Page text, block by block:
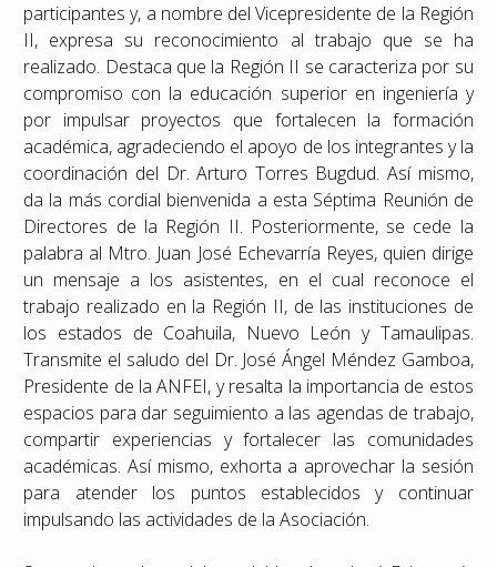
participantes y, a nombre del Vicepresidente de la Región
II, expresa su reconocimiento al trabajo que se ha
realizado. Destaca que la Región II se caracteriza por su
compromiso con la educación superior en ingeniería y
por impulsar proyectos que fortalecen la formación
académica, agradeciendo el apoyo de los integrantes y la
coordinación del Dr. Arturo Torres Bugdud. Así mismo,
da la más cordial bienvenida a esta Séptima Reunión de
Directores de la Región II. Posteriormente, se cede la
palabra al Mtro. Juan José Echevarría Reyes, quien dirige
un mensaje a los asistentes, en el cual reconoce el
trabajo realizado en la Región II, de las instituciones de
los estados de Coahuila, Nuevo León y Tamaulipas.
Transmite el saludo del Dr. José Ángel Méndez Gamboa,
Presidente de la ANFEI, y resalta la importancia de estos
espacios para dar seguimiento a las agendas de trabajo,
compartir experiencias y fortalecer las comunidades
académicas. Así mismo, exhorta a aprovechar la sesión
para atender los puntos establecidos y continuar
impulsando las actividades de la Asociación.